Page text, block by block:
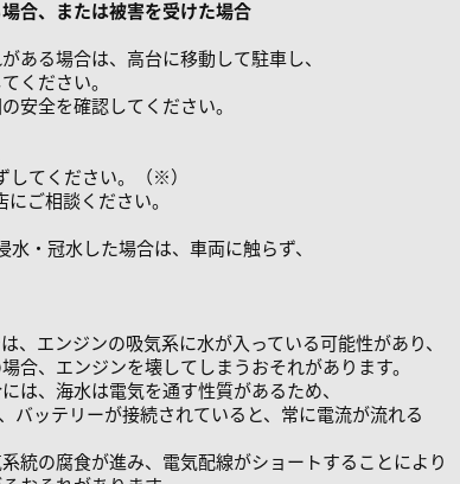
合、または被害を受けた場合
ある場合は、高台に移動して駐車し、
ください。
安全を確認してください。
てください。（※）
ご相談ください。
・冠水した場合は、車両に触らず、
、エンジンの吸気系に水が入っている可能性があり、
合、エンジンを壊してしまうおそれがあります。
は、海水は電気を通す性質があるため、
バッテリーが接続されていると、常に電流が流れる
統の腐食が進み、電気配線がショートすることにより